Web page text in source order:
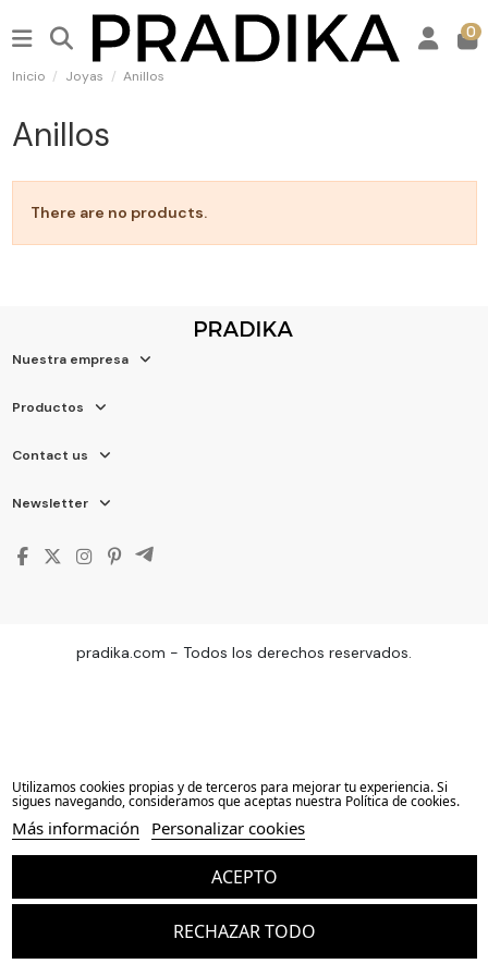
0
Inicio Joyas Anillos
Anillos
There are no products.
Nuestra empresa
Productos
Contact us
Utilizamos cookies propias y de terceros para mejorar tu experiencia. Si
sigues navegando, consideramos que aceptas nuestra Política de cookies.
Más información Personalizar cookies
RECHAZAR TODO
ACEPTO
Newsletter
pradika.com - Todos los derechos reservados.